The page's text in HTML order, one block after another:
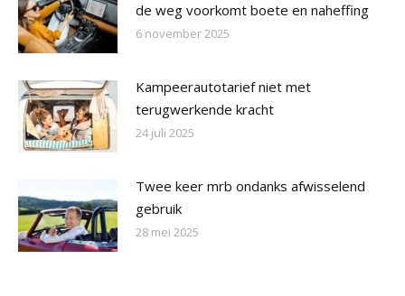
de weg voorkomt boete en naheffing
6 november 2025
Kampeerautotarief niet met
terugwerkende kracht
24 juli 2025
Twee keer mrb ondanks afwisselend
gebruik
28 mei 2025